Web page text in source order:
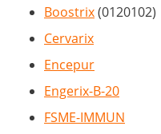
Boostrix(0120102)
Cervarix
Encepur
Engerix-B-20
FSME-IMMUN